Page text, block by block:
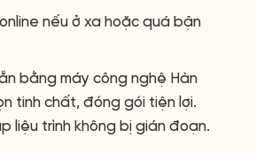
nếu ở xa hoặc quá bận
bằng máy công nghệ Hàn
tinh chất, đóng gói tiện lợi.
liệu trình không bị gián đoạn.